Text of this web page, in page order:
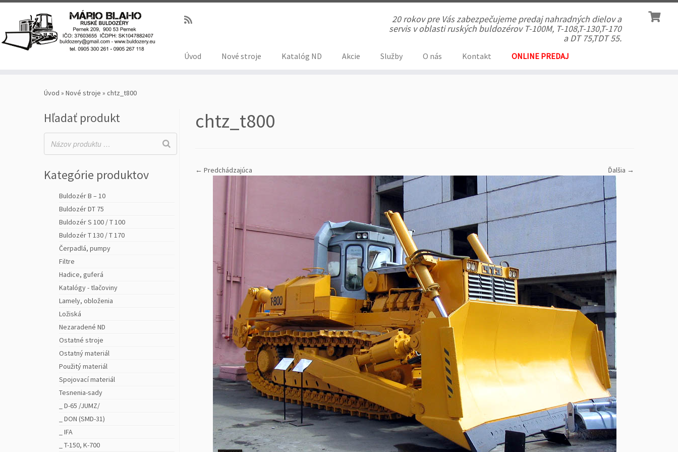
20 rokov pre Vás zabezpečujeme predaj nahradných dielov a
servis v oblasti ruských buldozérov T-100M, T-108,T-130,T-170
a DT 75,TDT 55.
Úvod Nové stroje Katalóg ND Akcie Služby O nás Kontakt ONLINE PREDAJ
Úvod » Nové stroje » chtz_t800
Hľadať produkt
Kategórie produktov
Buldozér B – 10
Buldozér DT 75
Buldozér S 100 / T 100
Buldozér T 130 / T 170
Čerpadlá, pumpy
Filtre
Hadice, guferá
Katalógy - tlačoviny
Lamely, obloženia
Ložiská
Nezaradené ND
Ostatné stroje
Ostatný materiál
Použitý materiál
Spojovací materiál
Tesnenia-sady
_ D-65 /JUMZ/
_ DON (SMD-31)
_ IFA
_ T-150, K-700
chtz_t800
← Predchádzajúca Ďalšia →